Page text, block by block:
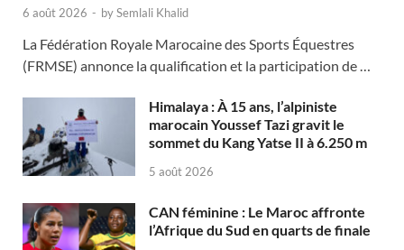
6 août 2026 - bySemlali Khalid
La Fédération Royale Marocaine des Sports Équestres
(FRMSE) annonce la qualification et la participation de …
Himalaya : À 15 ans, l’alpiniste
marocain Youssef Tazi gravit le
sommet du Kang Yatse II à 6.250 m
5 août 2026
CAN féminine : Le Maroc affronte
l’Afrique du Sud en quarts de finale